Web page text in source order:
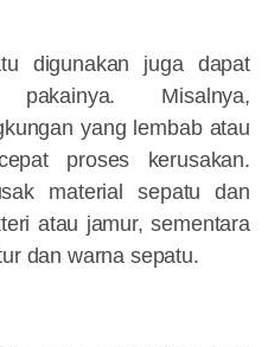
digunakan juga dapat
Misalnya,
yang lembab atau
proses kerusakan.
material sepatu dan
atau jamur, sementara
dan warna sepatu.